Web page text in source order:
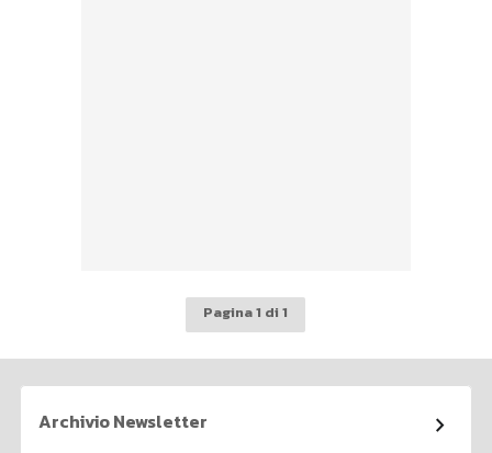
Pagina 1 di 1
Archivio Newsletter